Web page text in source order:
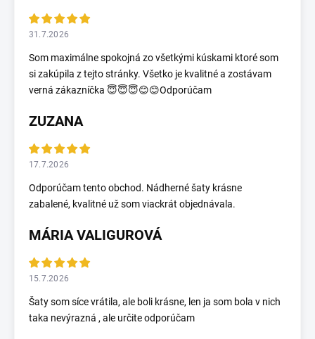
31.7.2026
Som maximálne spokojná zo všetkými kúskami ktoré som
si zakúpila z tejto stránky. Všetko je kvalitné a zostávam
verná zákazníčka 😇😇😇😊😊Odporúčam
ZUZANA
17.7.2026
Odporúčam tento obchod. Nádherné šaty krásne
zabalené, kvalitné už som viackrát objednávala.
MÁRIA VALIGUROVÁ
15.7.2026
Šaty som síce vrátila, ale boli krásne, len ja som bola v nich
taka nevýrazná , ale určite odporúčam